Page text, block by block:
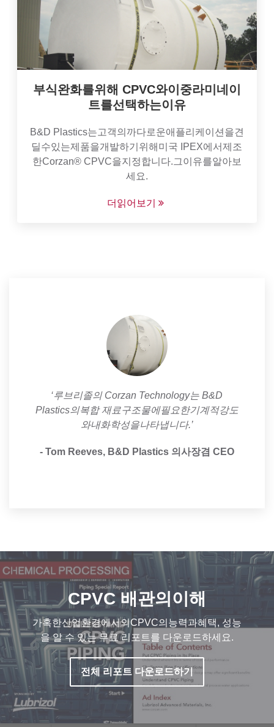
부식완화를위해 CPVC와이중라미네이
트를선택하는이유
B&D Plastics는고객의까다로운애플리케이션을견
딜수있는제품을개발하기위해미국 IPEX에서제조
한Corzan® CPVC을지정합니다.그이유를알아보
세요.
더읽어보기
‘루브리졸의 Corzan Technology는 B&D
Plastics의복합 재료구조물에필요한기계적강도
와내화학성을나타냅니다.’
- Tom Reeves, B&D Plastics 의사장겸 CEO
CPVC 배관의이해
가혹한산업환경에서의CPVC의능력과혜택, 성능
을 알 수 있는 무료 리포트를 다운로드하세요.
전체 리포트 다운로드하기